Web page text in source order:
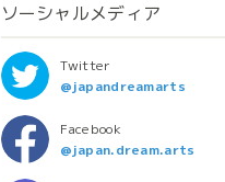
ソーシャルメディア
Twitter
@japandreamarts
Facebook
@japan.dream.arts